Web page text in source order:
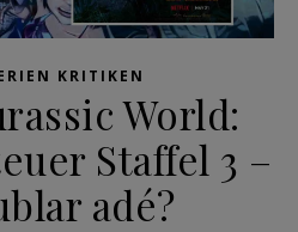
KRITIKEN
World:
Staffel 3 –
adé?